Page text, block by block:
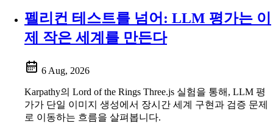
펠리컨 테스트를 넘어: LLM 평가는 이
제 작은 세계를 만든다
6 Aug, 2026
Karpathy의 Lord of the Rings Three.js 실험을 통해, LLM 평
가가 단일 이미지 생성에서 장시간 세계 구현과 검증 문제
로 이동하는 흐름을 살펴봅니다.